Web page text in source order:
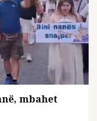
mbahet